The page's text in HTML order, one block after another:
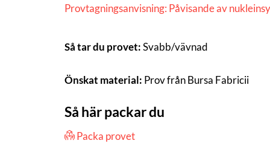
Provtagningsanvisning: Påvisande av
Så tar du provet:Svabb/vävnad
Önskat material: Prov från Bursa Fabricii
Så här packar du
Packa provet